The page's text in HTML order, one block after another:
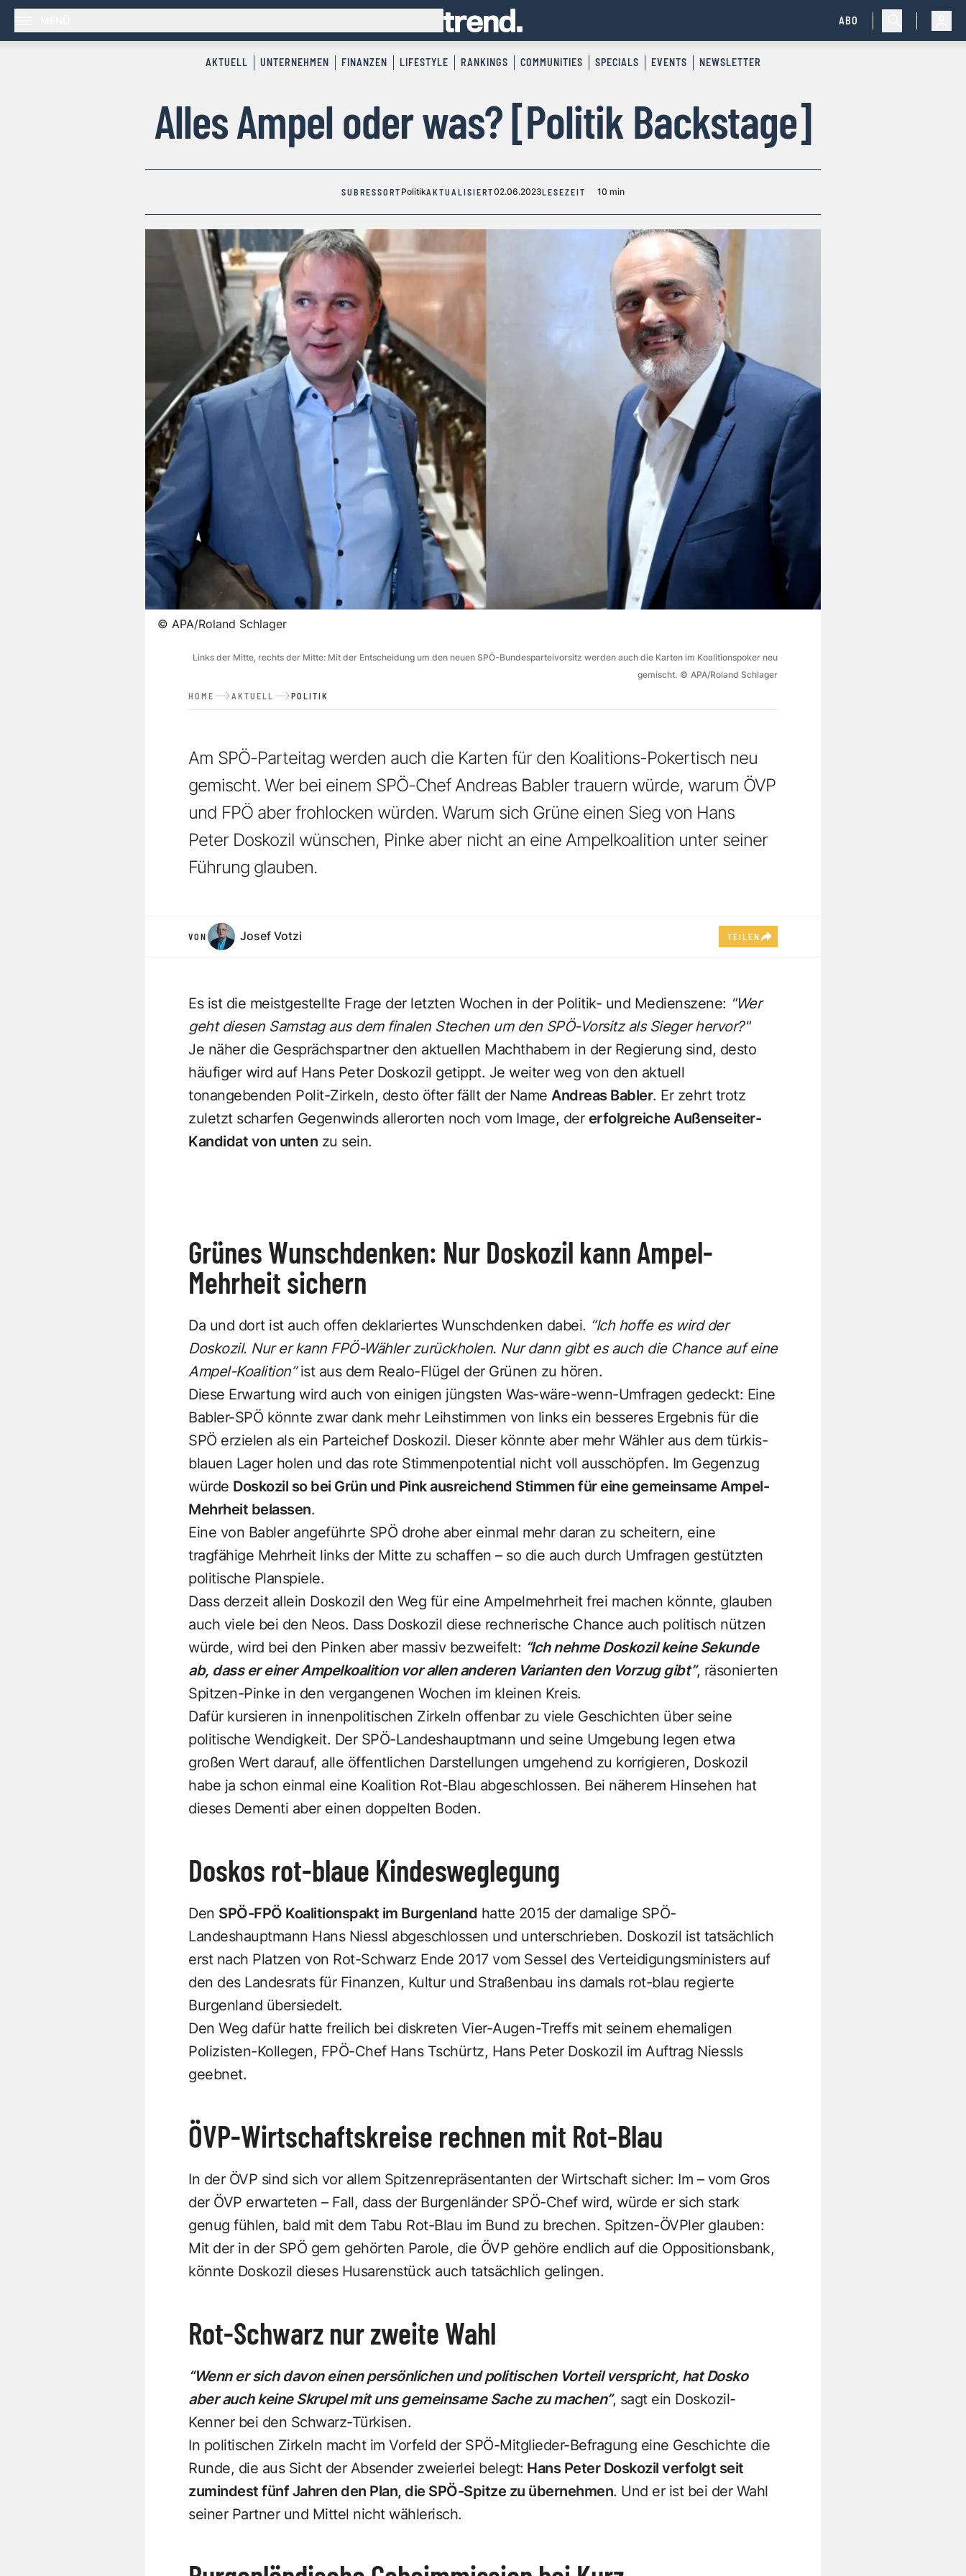
ABO
AKTUELL UNTERNEHMEN FINANZEN LIFESTYLE RANKINGS COMMUNITIES SPECIALS EVENTS NEWSLETTER
Alles Ampel oder was? [Politik Backstage]
SUBRESSORT PolitikAKTUALISIERT02.06.2023LESEZEIT 10 min
© APA/Roland Schlager
Links der Mitte, rechts der Mitte: Mit der Entscheidung um den neuen SPÖ-Bundesparteivorsitz werden auch die Karten im Koalitionspoker neu
gemischt. © APA/Roland Schlager
HOME AKTUELL POLITIK
Am SPÖ-Parteitag werden auch die Karten für den Koalitions-Pokertisch neu
gemischt. Wer bei einem SPÖ-Chef Andreas Babler trauern würde, warum ÖVP
und FPÖ aber frohlocken würden. Warum sich Grüne einen Sieg von Hans
Peter Doskozil wünschen, Pinke aber nicht an eine Ampelkoalition unter seiner
Führung glauben.
VON Josef Votzi TEILEN
Es ist die meistgestellte Frage der letzten Wochen in der Politik- und Medienszene: "Wer
geht diesen Samstag aus dem finalen Stechen um den SPÖ-Vorsitz als Sieger hervor?"
Je näher die Gesprächspartner den aktuellen Machthabern in der Regierung sind, desto
häufiger wird auf Hans Peter Doskozil getippt. Je weiter weg von den aktuell
tonangebenden Polit-Zirkeln, desto öfter fällt der Name Andreas Babler. Er zehrt trotz
zuletzt scharfen Gegenwinds allerorten noch vom Image, der erfolgreiche Außenseiter-
Kandidat von unten zu sein.
Grünes Wunschdenken: Nur Doskozil kann Ampel-
Mehrheit sichern
Da und dort ist auch offen deklariertes Wunschdenken dabei. “Ich hoffe es wird der
Doskozil. Nur er kann FPÖ-Wähler zurückholen. Nur dann gibt es auch die Chance auf eine
Ampel-Koalition”ist aus dem Realo-Flügel der Grünen zu hören.
Diese Erwartung wird auch von einigen jüngsten Was-wäre-wenn-Umfragen gedeckt: Eine
Babler-SPÖ könnte zwar dank mehr Leihstimmen von links ein besseres Ergebnis für die
SPÖ erzielen als ein Parteichef Doskozil. Dieser könnte aber mehr Wähler aus dem türkis-
blauen Lager holen und das rote Stimmenpotential nicht voll ausschöpfen. Im Gegenzug
würde Doskozil so bei Grün und Pink ausreichend Stimmen für eine gemeinsame Ampel-
Mehrheit belassen.
Eine von Babler angeführte SPÖ drohe aber einmal mehr daran zu scheitern, eine
tragfähige Mehrheit links der Mitte zu schaffen – so die auch durch Umfragen gestützten
politische Planspiele.
Dass derzeit allein Doskozil den Weg für eine Ampelmehrheit frei machen könnte, glauben
auch viele bei den Neos. Dass Doskozil diese rechnerische Chance auch politisch nützen
würde, wird bei den Pinken aber massiv bezweifelt: “Ich nehme Doskozil keine Sekunde
ab, dass er einer Ampelkoalition vor allen anderen Varianten den Vorzug gibt”, räsonierten
Spitzen-Pinke in den vergangenen Wochen im kleinen Kreis.
Dafür kursieren in innenpolitischen Zirkeln offenbar zu viele Geschichten über seine
politische Wendigkeit. Der SPÖ-Landeshauptmann und seine Umgebung legen etwa
großen Wert darauf, alle öffentlichen Darstellungen umgehend zu korrigieren, Doskozil
habe ja schon einmal eine Koalition Rot-Blau abgeschlossen. Bei näherem Hinsehen hat
dieses Dementi aber einen doppelten Boden.
Doskos rot-blaue Kindesweglegung
Den SPÖ-FPÖ Koalitionspakt im Burgenland hatte 2015 der damalige SPÖ-
Landeshauptmann Hans Niessl abgeschlossen und unterschrieben. Doskozil ist tatsächlich
erst nach Platzen von Rot-Schwarz Ende 2017 vom Sessel des Verteidigungsministers auf
den des Landesrats für Finanzen, Kultur und Straßenbau ins damals rot-blau regierte
Burgenland übersiedelt.
Den Weg dafür hatte freilich bei diskreten Vier-Augen-Treffs mit seinem ehemaligen
Polizisten-Kollegen, FPÖ-Chef Hans Tschürtz, Hans Peter Doskozil im Auftrag Niessls
geebnet.
ÖVP-Wirtschaftskreise rechnen mit Rot-Blau
In der ÖVP sind sich vor allem Spitzenrepräsentanten der Wirtschaft sicher: Im – vom Gros
der ÖVP erwarteten – Fall, dass der Burgenländer SPÖ-Chef wird, würde er sich stark
genug fühlen, bald mit dem Tabu Rot-Blau im Bund zu brechen. Spitzen-ÖVPler glauben:
Mit der in der SPÖ gern gehörten Parole, die ÖVP gehöre endlich auf die Oppositionsbank,
könnte Doskozil dieses Husarenstück auch tatsächlich gelingen.
Rot-Schwarz nur zweite Wahl
“Wenn er sich davon einen persönlichen und politischen Vorteil verspricht, hat Dosko
aber auch keine Skrupel mit uns gemeinsame Sache zu machen”, sagt ein Doskozil-
Kenner bei den Schwarz-Türkisen.
In politischen Zirkeln macht im Vorfeld der SPÖ-Mitglieder-Befragung eine Geschichte die
Runde, die aus Sicht der Absender zweierlei belegt: Hans Peter Doskozil verfolgt seit
zumindest fünf Jahren den Plan, die SPÖ-Spitze zu übernehmen. Und er ist bei der Wahl
seiner Partner und Mittel nicht wählerisch.